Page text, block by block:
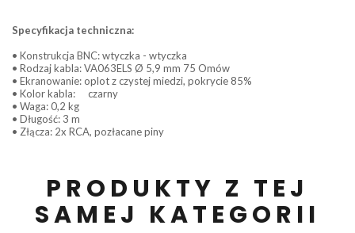
Specyfikacja techniczna:
• Konstrukcja BNC: wtyczka - wtyczka
• Rodzaj kabla: VA063ELS Ø 5,9 mm 75 Omów
• Ekranowanie: oplot z czystej miedzi, pokrycie 85%
• Kolor kabla:
czarny
• Waga: 0,2 kg
• Długość: 3 m
• Złącza: 2x RCA, pozłacane piny
PRODUKTY Z TEJ
SAMEJ KATEGORII